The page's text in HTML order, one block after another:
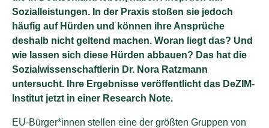
Sozialleistungen. In der Praxis stoßen sie jedoch
häufig auf Hürden und können ihre Ansprüche
deshalb nicht geltend machen. Woran liegt das? Und
wie lassen sich diese Hürden abbauen? Das hat die
Sozialwissenschaftlerin Dr. Nora Ratzmann
untersucht. Ihre Ergebnisse veröffentlicht das DeZIM-
Institut jetzt in einer Research Note.
EU-Bürger*innen stellen eine der größten Gruppen von